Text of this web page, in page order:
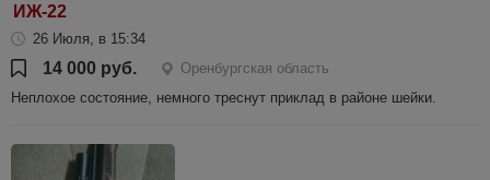
ИЖ-22
26 Июля, в 15:34
14 000 руб.
Оренбургская область
Неплохое состояние, немного треснут приклад в районе шейки.